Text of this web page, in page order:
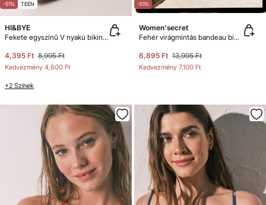
-51% TEEN
HI&BYE
Fekete egyszínű V nyakú bikinifelső
4,395 Ft 8,995 Ft
Kedvezmény 4,600 Ft
+2 Színek
-51%
Women'secret
Fehér virágmintás bandeau bikinifelső
6,895 Ft 13,995 Ft
Kedvezmény 7,100 Ft